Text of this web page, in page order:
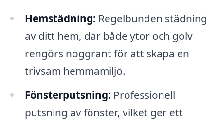
Hemstädning: Regelbunden städning
av ditt hem, där både ytor och golv
rengörs noggrant för att skapa en
trivsam hemmamiljö.
Fönsterputsning: Professionell
putsning av fönster, vilket ger ett